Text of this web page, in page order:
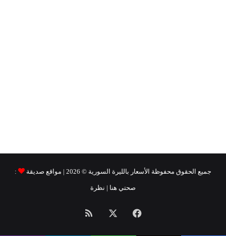
جميع الحقوق محفوظة الأسعار بالليرة السورية © :
صحتي هنا | نظرة
فيسبوك